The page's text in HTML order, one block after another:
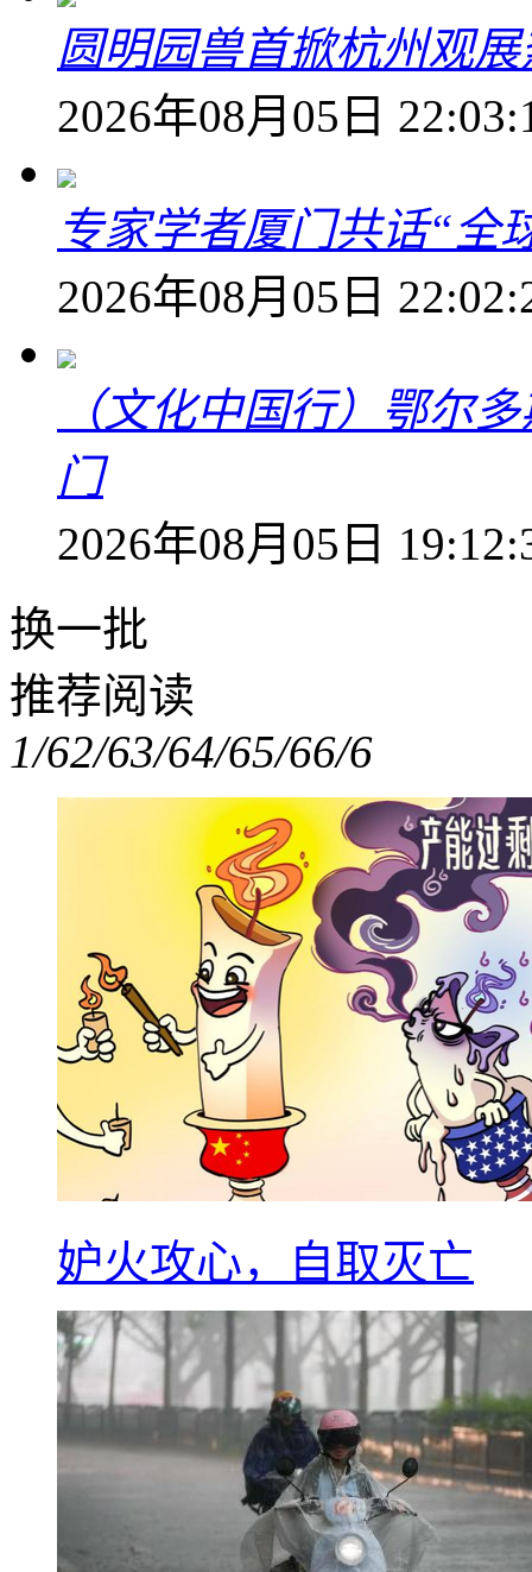
圆明园兽首掀杭州观
2026年08月05日
专家学者厦门共话“全
2026年08月05日
（文化中国行）鄂尔
门
2026年08月05日
换一批
推荐阅读
1/62/63/64/65/66/6
妒火攻心，自取灭亡